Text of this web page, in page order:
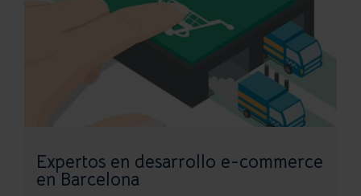
Expertos en desarrollo e-commerce
en Barcelona